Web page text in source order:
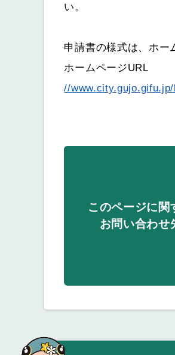
い。
申請書の様式は、ホー
ホームページURL
//
このページに関
お問い合わせ